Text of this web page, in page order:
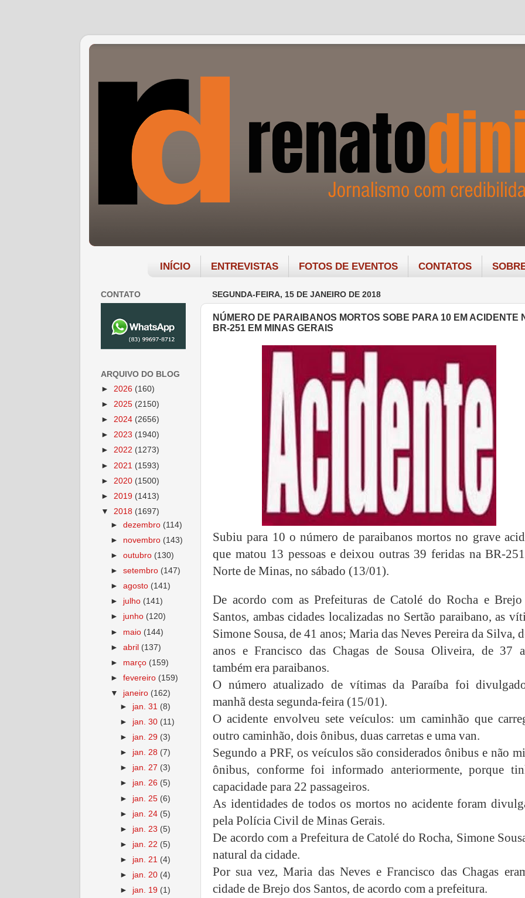
INÍCIO ENTREVISTAS FOTOS DE EVENTOS CONTATOS
SEGUNDA-FEIRA, 15 DE JANEIRO DE 2018
NÚMERO DE PARAIBANOS MORTOS SOBE PARA 10 EM ACIDENTE
BR-251 EM MINAS GERAIS
Subiu para 10 o número de paraibanos mortos no grave
que matou 13 pessoas e deixou outras 39 feridas na BR-
Norte de Minas, no sábado (13/01).
De acordo com as Prefeituras de Catolé do Rocha e
Santos, ambas cidades localizadas no Sertão paraibano, as
Simone Sousa, de 41 anos; Maria das Neves Pereira da Silva,
anos e Francisco das Chagas de Sousa Oliveira, de 37
também era paraibanos.
O número atualizado de vítimas da Paraíba foi
manhã desta segunda-feira (15/01).
O acidente envolveu sete veículos: um caminhão que
outro caminhão, dois ônibus, duas carretas e uma van.
Segundo a PRF, os veículos são considerados ônibus e não
ônibus, conforme foi informado anteriormente, porque
capacidade para 22 passageiros.
As identidades de todos os mortos no acidente foram
pela Polícia Civil de Minas Gerais.
De acordo com a Prefeitura de Catolé do Rocha, Simone
natural da cidade.
Por sua vez, Maria das Neves e Francisco das Chagas
cidade de Brejo dos Santos, de acordo com a prefeitura.
CONTATO
ARQUIVO DO BLOG
► 2026 (160)
► 2025 (2150)
► 2024 (2656)
► 2023 (1940)
► 2022 (1273)
► 2021 (1593)
► 2020 (1500)
► 2019 (1413)
▼ 2018 (1697)
►dezembro (114)
► novembro (143)
►outubro (130)
►setembro (147)
►agosto (141)
► julho (141)
► junho (120)
► maio (144)
►abril (137)
► março (159)
►fevereiro (159)
▼ janeiro (162)
► jan. 31 (8)
► jan. 30 (11)
► jan. 29 (3)
► jan. 28 (7)
► jan. 27 (3)
► jan. 26 (5)
► jan. 25 (6)
► jan. 24 (5)
► jan. 23 (5)
► jan. 22 (5)
► jan. 21 (4)
► jan. 20 (4)
► jan. 19 (1)